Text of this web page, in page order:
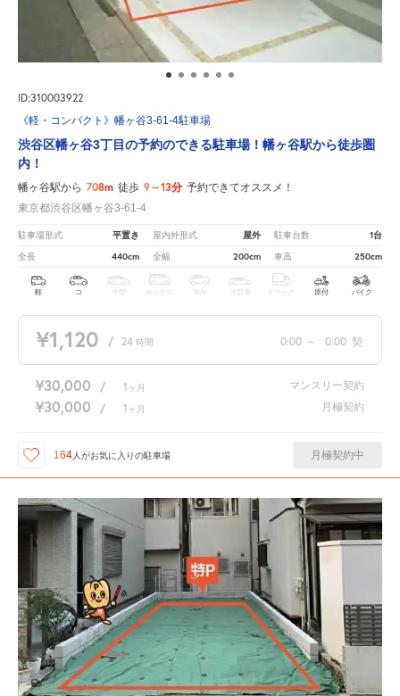
ID:310003922
《軽・コンパクト》幡ヶ谷3-61-4駐車場
渋谷区幡ヶ谷3丁目の予約のできる駐車場！幡ヶ谷駅から徒歩圏
内！
幡ヶ谷駅から 708m 徒歩 9～13分 予約できてオススメ！
東京都渋谷区幡ヶ谷3-61-4
駐車場形式 平置き 屋内外形式 屋外 駐車台数 1台
全長 440cm 全幅 200cm 車高 250cm
軽 コ 中型 ボックス SUV 大型車 トラック 原付 バイク
¥1,120 / 24 時間 0:00 ～ 0:00 契
¥30,000 / 1 ヶ月 マンスリー契約
¥30,000 / 1 ヶ月 月極契約
164人がお気に入りの駐車場 月極契約中